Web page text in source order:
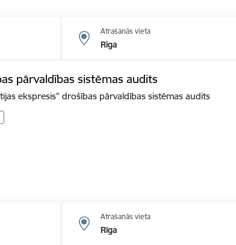
Atrašanās vieta
Rīga
pārvaldības sistēmas audits
ekspresis" drošības pārvaldības sistēmas audits
Atrašanās vieta
Rīga